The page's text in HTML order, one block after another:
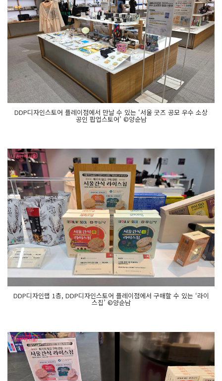
DDP디자인스토어 플레이점에서 만날 수 있는 ‘서울 굿즈 공모 우수 소상
공인 팝업스토어’ ©양순남
DDP디자인랩 1층, DDP디자인스토어 플레이점에서 구매할 수 있는 ‘라이
스칩’ ©양순남